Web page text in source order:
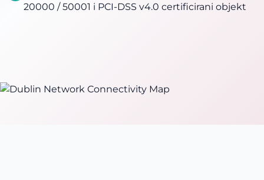
20000 / 50001 i PCI-DSS v4.0 certificirani objekt